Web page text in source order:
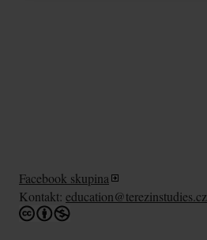
Facebook skupina
Kontakt: education@terezinstudies.cz